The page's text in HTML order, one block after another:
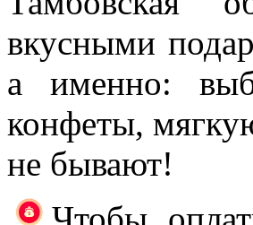
вкусными
а именно:
конфеты,
не бывают!